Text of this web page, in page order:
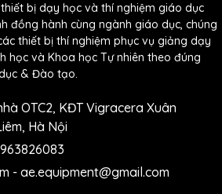
bị dạy học và thí nghiệm giáo dục
đồng hành cùng ngành giáo dục, chúng
thiết bị thí nghiệm phục vụ giảng dạy
học và Khoa học Tự nhiên theo đúng
& Đào tạo.
OTC2, KĐT Vigracera Xuân
Hà Nội
- ae.equipment@gmail.com